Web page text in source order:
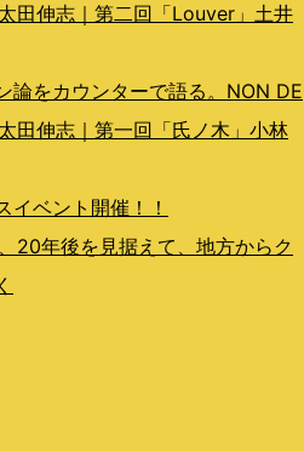
田伸志｜第二回「Louver」土井
論をカウンターで語る。NON DE
田伸志｜第一回「氏ノ木」小林
イベント開催！！
20年後を見据えて、地方からク